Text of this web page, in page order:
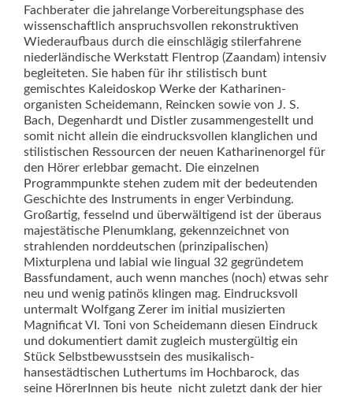
Fachberater die jahrelange Vorbereitungsphase des
wissenschaftlich anspruchsvollen rekonstruktiven
Wiederaufbaus durch die einschlägig stilerfahrene
niederländische Werkstatt Flentrop (Zaandam) intensiv
begleiteten. Sie haben für ihr stilistisch bunt
gemischtes Kaleidoskop Werke der Katharinen­
organisten Scheidemann, Reincken sowie von J. S.
Bach, Degenhardt und Distler zusammengestellt und
somit nicht allein die eindrucks­vollen klanglichen und
stilis­tischen Res­sourcen der neu­en Katharinenorgel für
den Hörer erlebbar gemacht. Die einzelnen
Programmpunkte stehen zu­dem mit der bedeutenden
Geschich­te des Instruments in enger Verbindung.
Großartig, fesselnd und überwältigend ist der überaus
majestätische Plenumklang, gekennzeichnet von
strahlenden norddeutschen (prinzipalischen)
Mixturplena und labial wie lingual 32 gegründetem
Bassfundament, auch wenn manches (noch) etwas sehr
neu und wenig patinös klingen mag. Eindrucksvoll
untermalt Wolfgang Zerer im initial musizierten
Magnificat VI. Toni von Scheidemann diesen Eindruck
und dokumentiert damit zugleich mustergültig ein
Stück Selbstbewusstsein des musikalisch-
hansestädtischen Luthertums im Hochbarock, das
seine HörerInnen bis heute  nicht zuletzt dank der hier